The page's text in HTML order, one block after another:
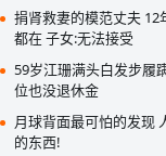
捐肾救妻的模范丈夫
都在 子女:无法接受
59岁江珊满头白发步履
位也没退休金
月球背面最可怕的发现
的东西!